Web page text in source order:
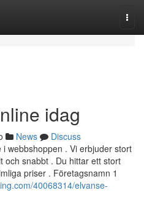
idag
News
Discuss
webbshoppen . Vi erbjuder stort
och snabbt . Du hittar ett stort
priser . Företagsnamn 1
40068314/elvanse-